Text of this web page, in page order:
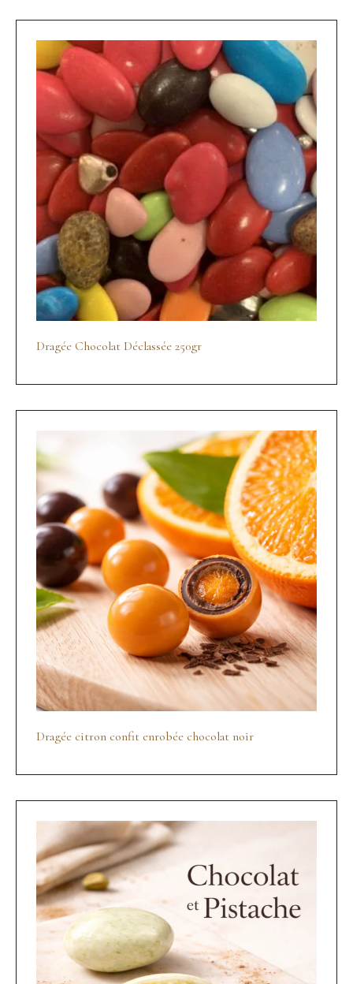
Dragée Chocolat Déclassée 250gr
Dragée citron confit enrobée chocolat noir